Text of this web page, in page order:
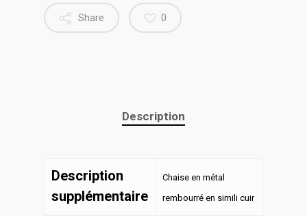
Share 0
Description
Description
supplémentaire
Chaise en métal
rembourré en simili cuir